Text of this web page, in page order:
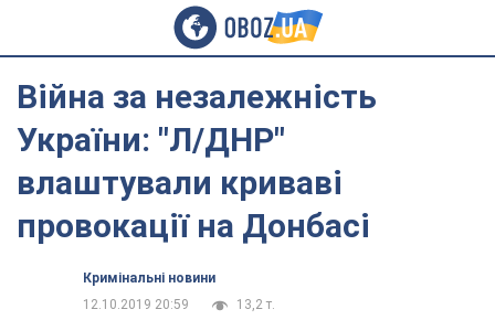
Війна за незалежність
України: "Л/ДНР"
влаштували криваві
провокації на Донбасі
Кримінальні новини
12.10.2019 20:59
13,2 т.